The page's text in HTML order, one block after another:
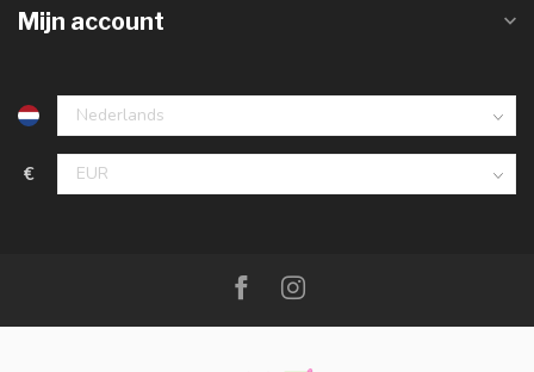
Mijn account
€